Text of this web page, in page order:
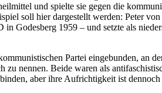
und spielte sie gegen die
soll hier dargestellt werden: Peter
in Godesberg 1959 – und setzte als
Partei eingebunden, an
nennen. Beide waren als
aber ihre Aufrichtigkeit ist